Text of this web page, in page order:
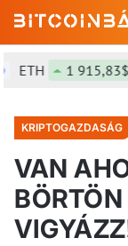
ETH 1 915,83$
KRIPTOGAZDASÁG
VAN